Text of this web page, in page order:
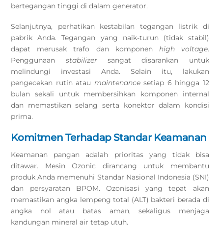
bertegangan tinggi di dalam generator.
Selanjutnya, perhatikan kestabilan tegangan listrik di
pabrik Anda. Tegangan yang naik-turun (tidak stabil)
dapat merusak trafo dan komponen high voltage.
Penggunaan stabilizersangat disarankan untuk
melindungi investasi Anda. Selain itu, lakukan
pengecekan rutin atau maintenancesetiap 6 hingga 12
bulan sekali untuk membersihkan komponen internal
dan memastikan selang serta konektor dalam kondisi
prima.
Komitmen Terhadap Standar Keamanan
Keamanan pangan adalah prioritas yang tidak bisa
ditawar. Mesin Ozonic dirancang untuk membantu
produk Anda memenuhi Standar Nasional Indonesia (SNI)
dan persyaratan BPOM. Ozonisasi yang tepat akan
memastikan angka lempeng total (ALT) bakteri berada di
angka nol atau batas aman, sekaligus menjaga
kandungan mineral air tetap utuh.